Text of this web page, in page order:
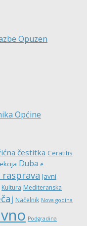
Opuzen
Općine
čestitka Ceratitis
Duba e-
rasprava Javni
Kultura Mediteranska
Načelnik Nova godina
Podgradina